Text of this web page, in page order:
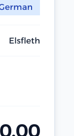
Elsfleth